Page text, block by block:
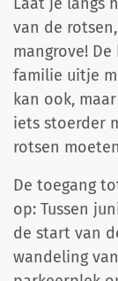
van de
mangrove!
familie uitje
kan ook,
iets stoerder
rotsen
De toegang
op: Tussen
de start van
wandeling